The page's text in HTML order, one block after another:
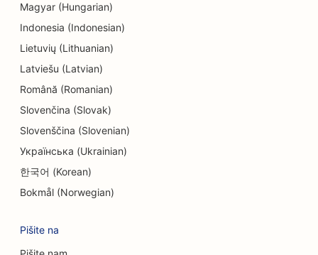
SEO za endodontiste
SEO za zabavo in rekreacijo
SEO za sobe pobega
SEO za restavracije Farm-to-Table
SEO za storitve Facelift
SEO za družinske restavracije
Magyar (Hungarian)
Indonesia (Indonesian)
Lietuvių (Lithuanian)
Latviešu (Latvian)
Română (Romanian)
Slovenčina (Slovak)
Slovenščina (Slovenian)
Українська (Ukrainian)
한국어 (Korean)
Bokmål (Norwegian)
Pišite na